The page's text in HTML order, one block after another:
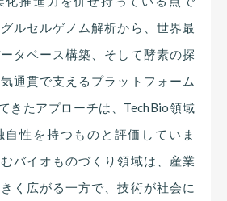
ルセルゲノム解析から、世界最
タベース構築、そして酵素の探
通貫で支えるプラットフォーム
きたアプローチは、TechBio領域
自性を持つものと評価していま
バイオものづくり領域は、産業
く広がる一方で、技術が社会に